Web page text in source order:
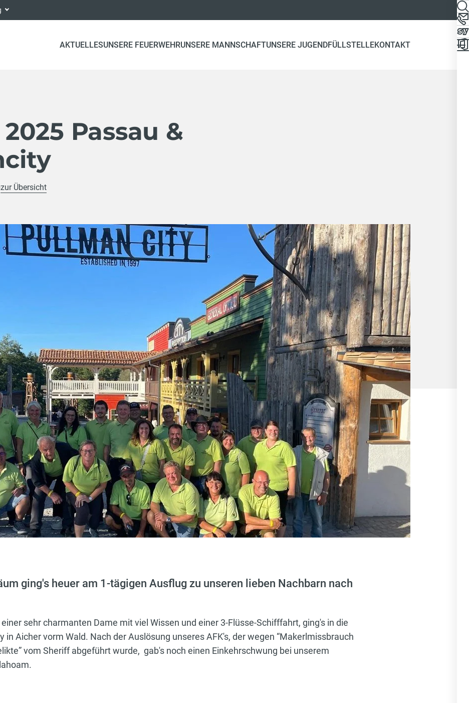
AKTUELLESUNSERE FEUERWEHRUNSERE MANNSCHAFTUNSERE JUGENDFÜLLSTELLEKONTAKT
Passau &
zur Übersicht
ging's heuer am 1-tägigen Ausflug zu unseren lieben Nachbarn nach
sehr charmanten Dame mit viel Wissen und einer 3-Flüsse-Schifffahrt, ging's in die
Aicher vorm Wald. Nach der Auslösung unseres AFK's, der wegen “Makerlmissbrauch
vom Sheriff abgeführt wurde, gab's noch einen Einkehrschwung bei unserem